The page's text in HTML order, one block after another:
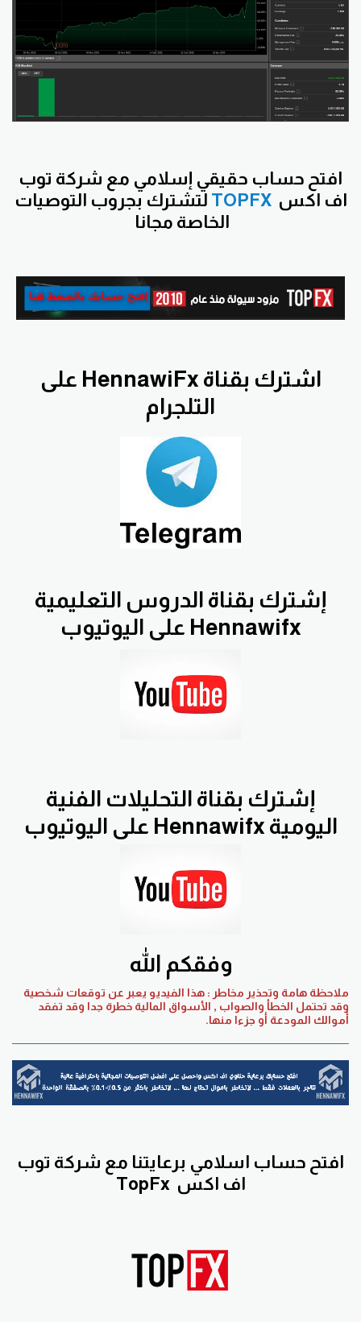
افتح حساب حقيقي إسلامي مع شركة توب
اف اكسTOPFX لتشترك بجروب التوصيات
الخاصة مجانا
اشترك بقناة HennawiFx على
التلجرام
إشترك بقناة الدروس التعليمية
Hennawifx على اليوتيوب
إشترك بقناة التحليلات الفنية
اليومية Hennawifx على اليوتيوب
وفقكم الله
ملاحظة هامة وتحذير مخاطر : هذا الفيديو يعبر عن توقعات شخصية
وقد تحتمل الخطأ والصواب , الأسواق المالية خطرة جدا وقد تفقد
أموالك المودعة أو جزءا منها.
افتح حساب اسلامي برعايتنا مع شركة توب
اف اكس TopFx